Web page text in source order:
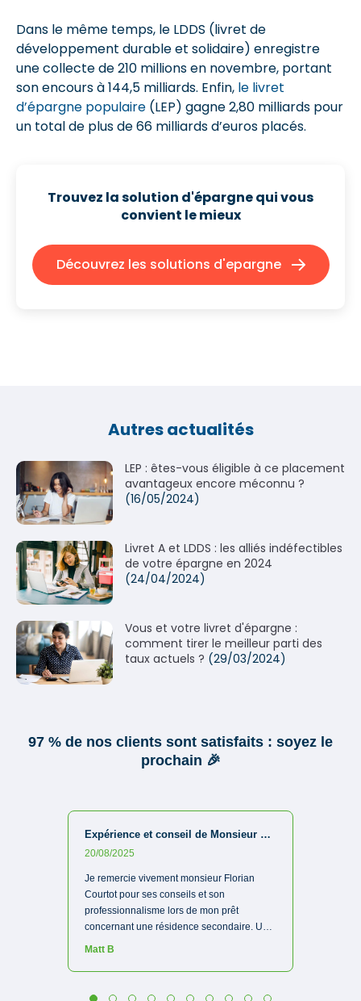
Dans le même temps, le LDDS (livret de
développement durable et solidaire) enregistre
une collecte de 210 millions en novembre, portant
son encours à 144,5 milliards. Enfin, le livret
d’épargne populaire (LEP) gagne 2,80 milliards pour
un total de plus de 66 milliards d’euros placés.
Trouvez la solution d'épargne quivous
convient le mieux
Découvrez les solutions d'epargne
Autres actualités
LEP : êtes-vous éligible à ce placement
avantageux encore méconnu ?
(16/05/2024)
Livret A et LDDS : les alliés indéfectibles
de votre épargne en 2024
(24/04/2024)
Vous et votre livret d'épargne :
comment tirer le meilleur parti des
taux actuels ? (29/03/2024)